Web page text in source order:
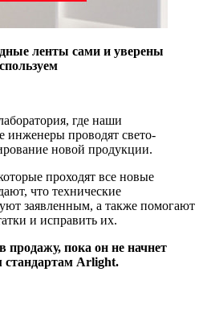
ленты сами и уверены
где наши
инженеры проводят свето-
новой продукции.
проходят все новые
что технические
заявленным, а также помогают
и исправить их.
пока он не начнет
стандартам Arlight.